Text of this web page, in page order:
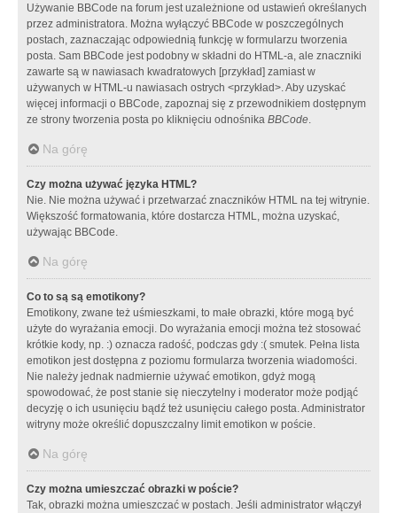
Używanie BBCode na forum jest uzależnione od ustawień określanych
przez administratora. Można wyłączyć BBCode w poszczególnych
postach, zaznaczając odpowiednią funkcję w formularzu tworzenia
posta. Sam BBCode jest podobny w składni do HTML-a, ale znaczniki
zawarte są w nawiasach kwadratowych [przykład] zamiast w
używanych w HTML-u nawiasach ostrych <przykład>. Aby uzyskać
więcej informacji o BBCode, zapoznaj się z przewodnikiem dostępnym
ze strony tworzenia posta po kliknięciu odnośnika BBCode.
Na górę
Czy można używać języka HTML?
Nie. Nie można używać i przetwarzać znaczników HTML na tej witrynie.
Większość formatowania, które dostarcza HTML, można uzyskać,
używając BBCode.
Na górę
Co to są są emotikony?
Emotikony, zwane też uśmieszkami, to małe obrazki, które mogą być
użyte do wyrażania emocji. Do wyrażania emocji można też stosować
krótkie kody, np. :) oznacza radość, podczas gdy :( smutek. Pełna lista
emotikon jest dostępna z poziomu formularza tworzenia wiadomości.
Nie należy jednak nadmiernie używać emotikon, gdyż mogą
spowodować, że post stanie się nieczytelny i moderator może podjąć
decyzję o ich usunięciu bądź też usunięciu całego posta. Administrator
witryny może określić dopuszczalny limit emotikon w poście.
Na górę
Czy można umieszczać obrazki w poście?
Tak, obrazki można umieszczać w postach. Jeśli administrator włączył